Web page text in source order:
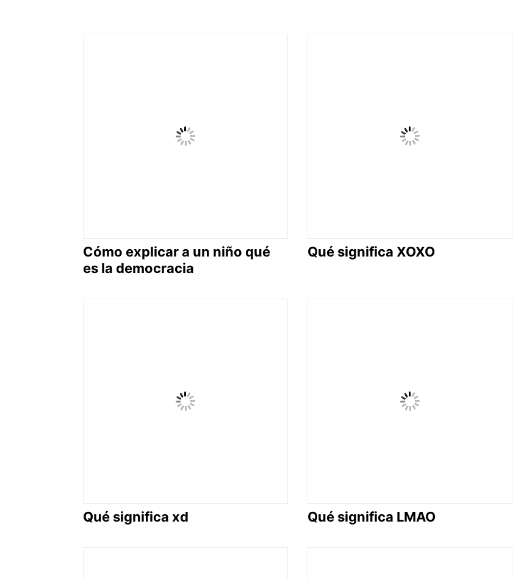
Cómo explicar a un niño qué
es la democracia
Qué significa XOXO
Qué significa xd Qué significa LMAO